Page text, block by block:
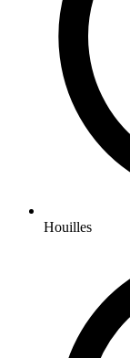
Houilles